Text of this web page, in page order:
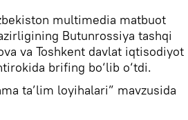
multimedia matbuot
Butunrossiya tashqi
va Toshkent davlat iqtisodiyot
brifing bo‘lib o‘tdi.
ta’lim loyihalari” mavzusida